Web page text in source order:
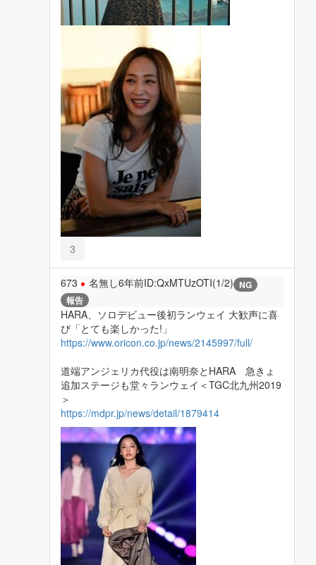
3
673 名無し6年前ID:QxMTUzOTI(1/2) NG
報告
HARA、ソロデビュー後初ランウェイ 大歓声に喜
び「とても楽しかった!」
https://www.oricon.co.jp/news/2145997/full/
道端アンジェリカ代役は南明奈とHARA 急きょ
追加ステージも堂々ランウェイ＜TGC北九州2019
＞
https://mdpr.jp/news/detail/1879414